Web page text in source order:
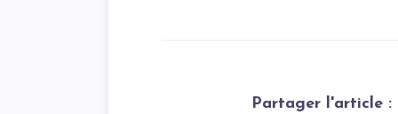
Partager l'article :